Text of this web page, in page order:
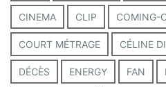
CINEMA CLIP COMING-
COURT MÉTRAGE CÉLINE
DÉCÈS ENERGY FAN